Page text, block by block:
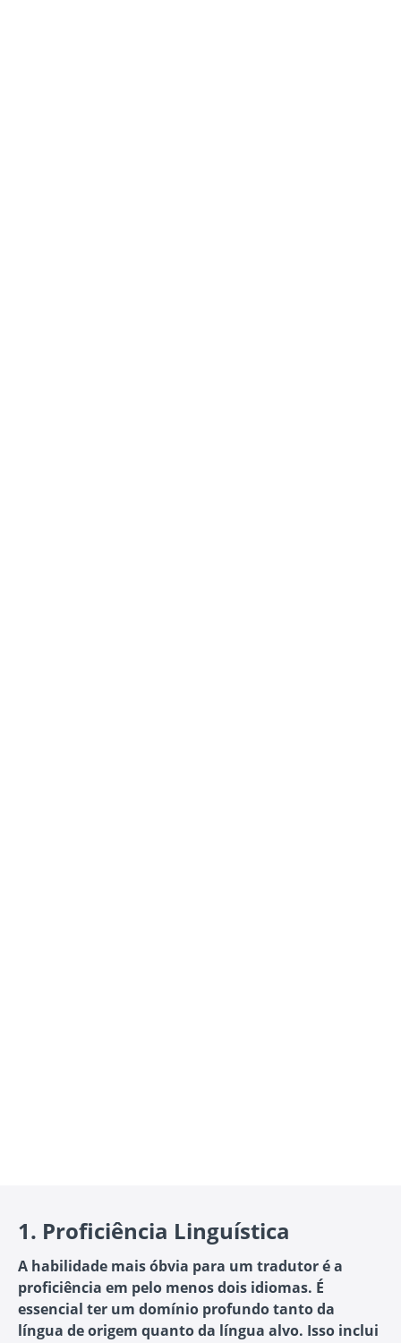
1. Proficiência Linguística
A habilidade mais óbvia para um tradutor é a
proficiência em pelo menos dois idiomas. É
essencial ter um domínio profundo tanto da
língua de origem quanto da língua alvo. Isso inclui